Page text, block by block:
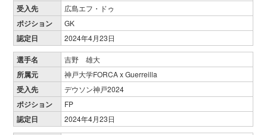
受入先 広島エフ・ドゥ
ポジション GK
認定日 2024年4月23日
選手名 吉野 雄大
所属元 神戸大学FORCA x Guerreilla
受入先 デウソン神戸2024
ポジション FP
認定日 2024年4月23日